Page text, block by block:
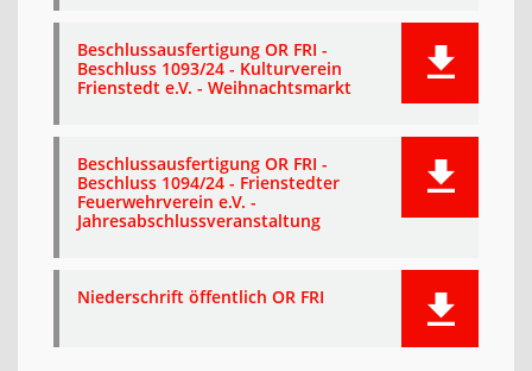
Beschlussausfertigung OR FRI -
Beschluss 1093/24 - Kulturverein
Frienstedt e.V. - Weihnachtsmarkt
Beschlussausfertigung OR FRI -
Beschluss 1094/24 - Frienstedter
Feuerwehrverein e.V. -
Jahresabschlussveranstaltung
Niederschrift öffentlich OR FRI